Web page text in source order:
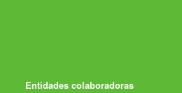
Entidades colaboradoras